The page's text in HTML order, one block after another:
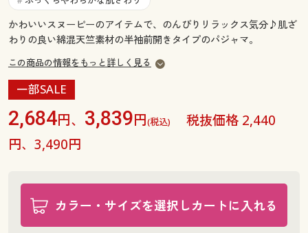
ご利用ガイド
よくある質問とお問い合わせ
よくある質問とお問い合わせ
かわいいスヌーピーのアイテムで、のんびりリラックス気分♪肌ざ
わりの良い綿混天竺素材の半袖前開きタイプのパジャマ。
この商品の情報をもっと詳しく見る
一部SALE
2,684円、 3,839円(税込)
税抜価格 2,440
円、3,490円
カラー・サイズを選択しカートに入れる